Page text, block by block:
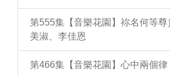
第555集【音樂花園】祢名何等
美淑、李佳恩
第466集【音樂花園】心中兩個律